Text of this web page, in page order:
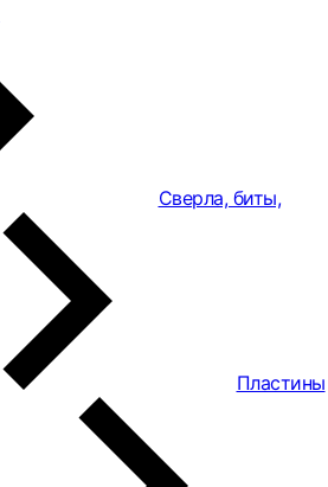
Сверла, биты,
Пластины